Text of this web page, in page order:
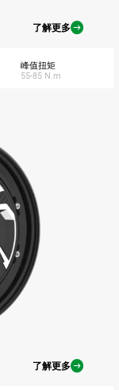
了解更多
峰值扭矩
55-85 N.m
了解更多